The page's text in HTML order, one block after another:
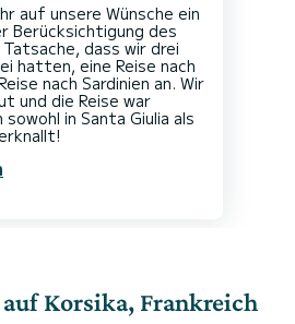
auf unsere Wünsche ein
Berücksichtigung des
dass wir drei
hatten, eine Reise nach
nach Sardinien an. Wir
und die Reise war
in Santa Giulia als
Korsika, Frankreich